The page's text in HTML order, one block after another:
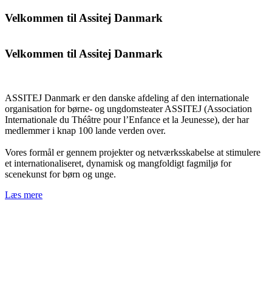
Velkommen til Assitej Danmark
Velkommen til Assitej Danmark
ASSITEJ Danmark er den danske afdeling af den internationale
organisation for børne- og ungdomsteater ASSITEJ (Association
Internationale du Théâtre pour l’Enfance et la Jeunesse), der har
medlemmer i knap 100 lande verden over.
Vores formål er gennem projekter og netværksskabelse at stimulere
et internationaliseret, dynamisk og mangfoldigt fagmiljø for
scenekunst for børn og unge.
Læs mere